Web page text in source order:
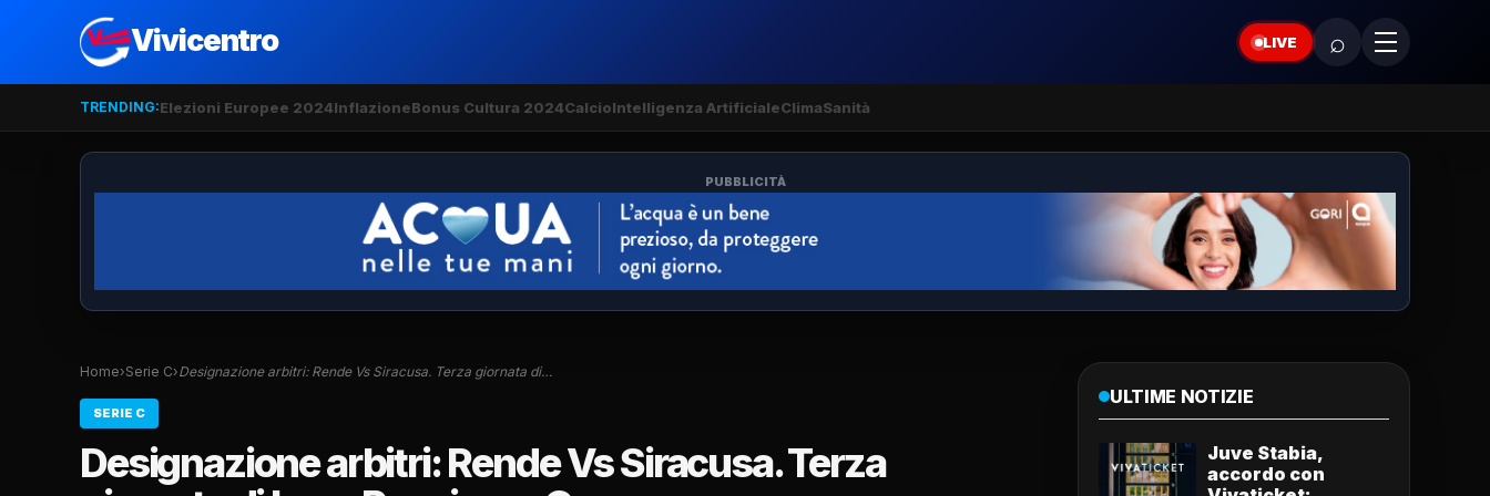
Vivicentro LIVE ⌕
TRENDING:Elezioni Europee 2024InflazioneBonus Cultura 2024CalcioIntelligenza ArtificialeClimaSanità
PUBBLICITÀ
Home›Serie C›Designazione arbitri: Rende Vs Siracusa. Terza giornata di…
SERIE C
Designazione arbitri: Rende Vs Siracusa. Terza
ULTIME NOTIZIE
Juve Stabia,
accordo con